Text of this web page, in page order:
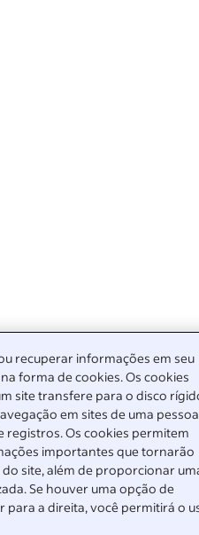
recuperar informações em seu
forma de cookies. Os cookies
site transfere para o disco
em sites de uma pessoa
registros. Os cookies permitem
importantes que tornarão
do site, além de proporcionar
Se houver uma opção de
para a direita, você permitirá o